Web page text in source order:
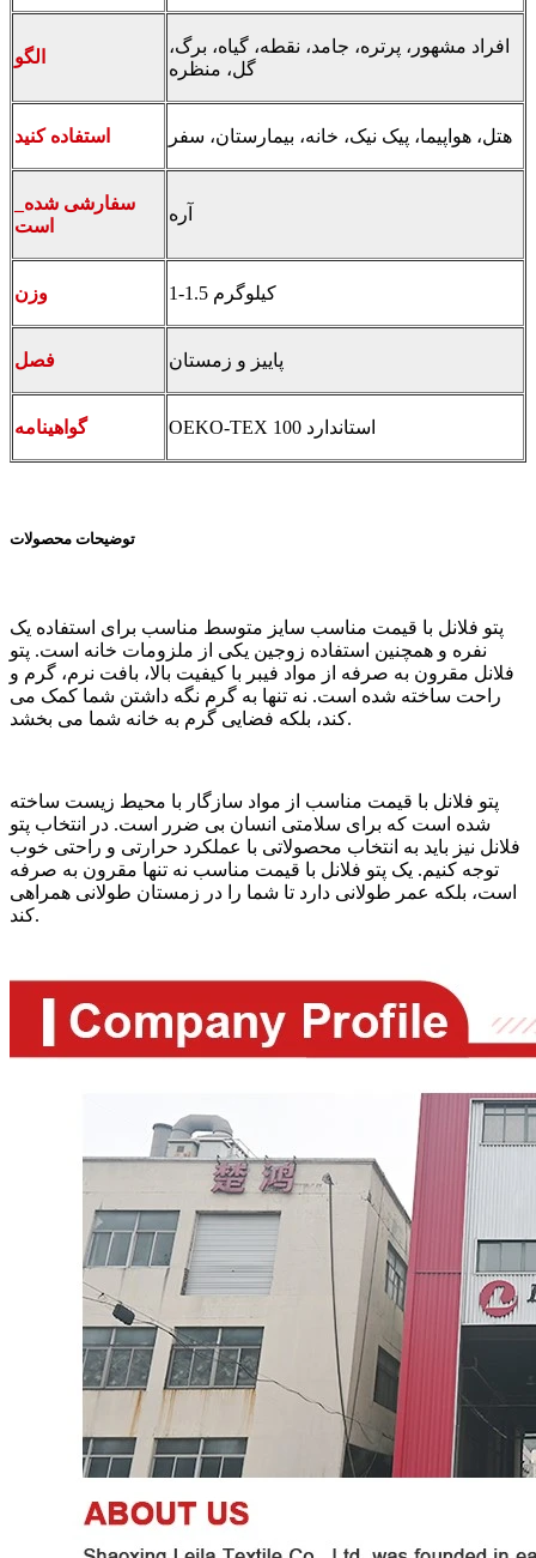
الگو
افراد مشهور، پرتره، جامد، نقطه، گیاه، برگ،
گل، منظره
استفاده کنید هتل، هواپیما، پیک نیک، خانه، بیمارستان، سفر
است
آره
وزن 1-1.5 کیلوگرم
فصل پاییز و زمستان
گواهینامه OEKO-TEX استاندارد 100
توضیحات محصولات
پتو فلانل با قیمت مناسب سایز متوسط ​​مناسب برای استفاده یک
نفره و همچنین استفاده زوجین یکی از ملزومات خانه است. پتو
فلانل مقرون به صرفه از مواد فیبر با کیفیت بالا، بافت نرم، گرم و
راحت ساخته شده است. نه تنها به گرم نگه داشتن شما کمک می
کند، بلکه فضایی گرم به خانه شما می بخشد.
پتو فلانل با قیمت مناسب از مواد سازگار با محیط زیست ساخته
شده است که برای سلامتی انسان بی ضرر است. در انتخاب پتو
فلانل نیز باید به انتخاب محصولاتی با عملکرد حرارتی و راحتی خوب
توجه کنیم. یک پتو فلانل با قیمت مناسب نه تنها مقرون به صرفه
است، بلکه عمر طولانی دارد تا شما را در زمستان طولانی همراهی
کند.